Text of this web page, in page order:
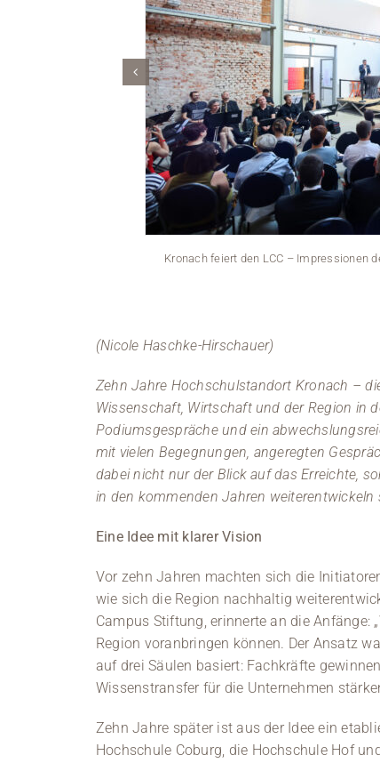
Kronach feiert den LCC – Impressionen
(Nicole Haschke-Hirschauer)
Zehn Jahre Hochschulstandort Kronach –
Wissenschaft, Wirtschaft und der Region in
Podiumsgespräche und ein
mit vielen Begegnungen, angeregten
dabei nicht nur der Blick auf das Erreichte,
in den kommenden Jahren weiterentwickeln
Eine Idee mit klarer Vision
Vor zehn Jahren machten sich die
wie sich die Region nachhaltig
Campus Stiftung, erinnerte an die Anfänge:
Region voranbringen können. Der Ansatz
auf drei Säulen basiert: Fachkräfte
Wissenstransfer für die Unternehmen
Zehn Jahre später ist aus der Idee ein
Hochschule Coburg, die Hochschule Hof